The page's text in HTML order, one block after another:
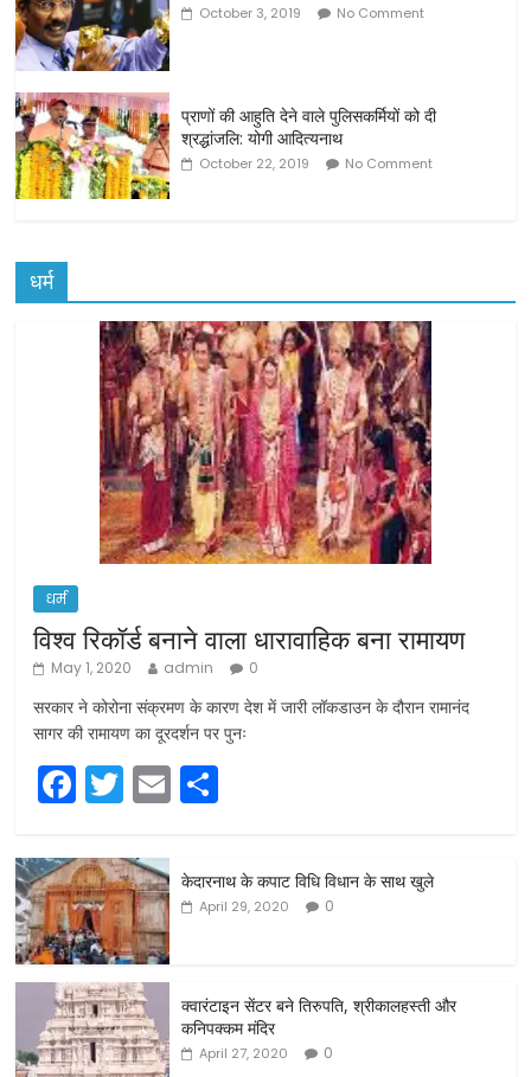
October 3, 2019 No Comment
प्राणों की आहुति देने वाले पुलिसकर्मियों को दी
श्रद्धांजलि: योगी आदित्यनाथ
October 22, 2019 No Comment
धर्म
धर्म
विश्व रिकॉर्ड बनाने वाला धारावाहिक बना रामायण
May 1, 2020 admin 0
सरकार ने कोरोना संक्रमण के कारण देश में जारी लॉकडाउन के दौरान रामानंद
सागर की रामायण का दूरदर्शन पर पुनः
F
a
c
e
b
o
o
k
T
w
itt
er
E
m
ai ar
e
केदारनाथ के कपाट विधि विधान के साथ खुले
April 29, 2020 0
क्वारंटाइन सेंटर बने तिरुपति, श्रीकालहस्ती और
कनिपक्कम मंदिर
April 27, 2020 0